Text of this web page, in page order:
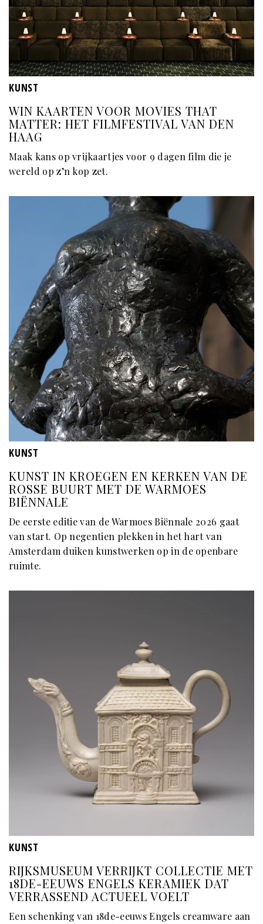
KUNST
WIN KAARTEN VOOR MOVIES THAT
MATTER: HET FILMFESTIVAL VAN DEN
HAAG
Maak kans op vrijkaartjes voor 9 dagen film die je
wereld op z’n kop zet.
KUNST
KUNST IN KROEGEN EN KERKEN VAN DE
ROSSE BUURT MET DE WARMOES
BIËNNALE
De eerste editie van de Warmoes Biënnale 2026 gaat
van start. Op negentien plekken in het hart van
Amsterdam duiken kunstwerken op in de openbare
ruimte.
KUNST
RIJKSMUSEUM VERRIJKT COLLECTIE MET
18DE-EEUWS ENGELS KERAMIEK DAT
VERRASSEND ACTUEEL VOELT
Een schenking van 18de-eeuws Engels creamware aan